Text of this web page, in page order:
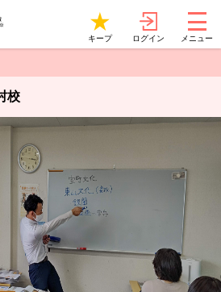
キープ ログイン メニュー
校